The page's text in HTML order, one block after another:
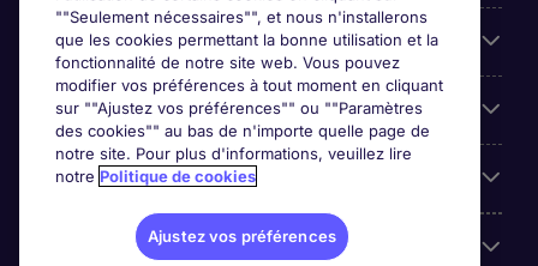
Prix
Parcourir nos offres
Trends
Espace Employeurs
""Seulement nécessaires"", et nous n'installerons
que les cookies permettant la bonne utilisation et la
fonctionnalité de notre site web. Vous pouvez
modifier vos préférences à tout moment en cliquant
sur ""Ajustez vos préférences"" ou ""Paramètres
des cookies"" au bas de n'importe quelle page de
notre site. Pour plus d'informations, veuillez lire
notre Politique de cookies
Ajustez vos préférences